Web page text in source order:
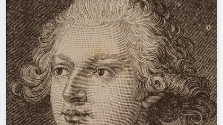
impresszionizmus, Hokusai-hullám,
akt.
egy fa mellett.